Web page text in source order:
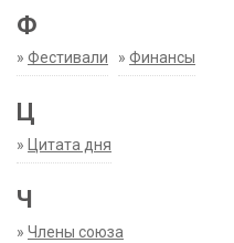
Ф
» Фестивали » Финансы
Ц
» Цитата дня
Ч
» Члены союза